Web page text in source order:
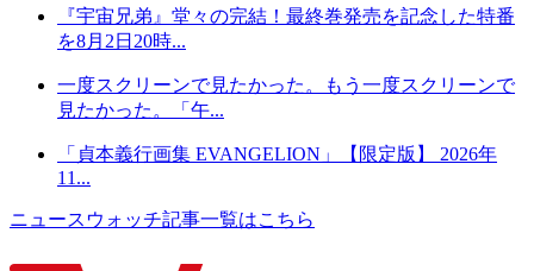
『宇宙兄弟』堂々の完結！最終巻発売を記念した特番
を8月2日20時...
一度スクリーンで見たかった。もう一度スクリーンで
見たかった。「午...
「貞本義行画集 EVANGELION」【限定版】 2026年
11...
ニュースウォッチ記事一覧はこちら